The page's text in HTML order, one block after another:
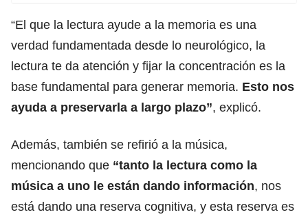
“El que la lectura ayude a la memoria es una
verdad fundamentada desde lo neurológico, la
lectura te da atención y fijar la concentración es la
base fundamental para generar memoria. Esto nos
ayuda a preservarla a largo plazo”, explicó.
Además, también se refirió a la música,
mencionando que “tanto la lectura como la
música a uno le están dando información, nos
está dando una reserva cognitiva, y esta reserva es